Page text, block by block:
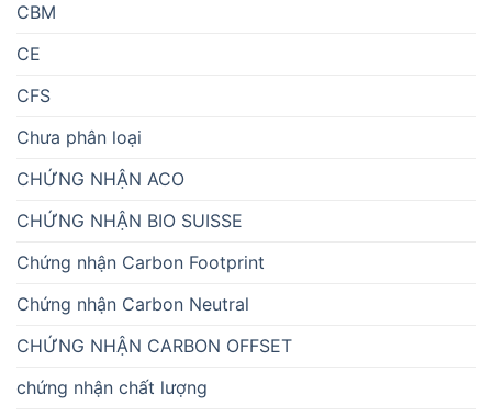
CBM
CE
CFS
Chưa phân loại
CHỨNG NHẬN ACO
CHỨNG NHẬN BIO SUISSE
Chứng nhận Carbon Footprint
Chứng nhận Carbon Neutral
CHỨNG NHẬN CARBON OFFSET
chứng nhận chất lượng